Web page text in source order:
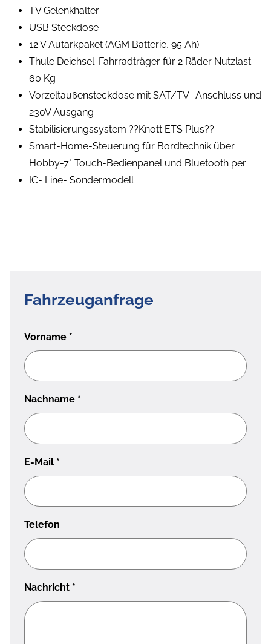
TV Gelenkhalter
USB Steckdose
12 V Autarkpaket (AGM Batterie, 95 Ah)
Thule Deichsel-Fahrradträger für 2 Räder Nutzlast
60 Kg
Vorzeltaußensteckdose mit SAT/TV- Anschluss und
230V Ausgang
Stabilisierungssystem ??Knott ETS Plus??
Smart-Home-Steuerung für Bordtechnik über
Hobby-7" Touch-Bedienpanel und Bluetooth per
IC- Line- Sondermodell
Fahrzeuganfrage
Vorname *
Nachname *
E-Mail *
Telefon
Nachricht *